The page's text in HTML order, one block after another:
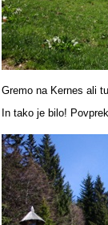
Gremo na Kernes ali
In tako je bilo!